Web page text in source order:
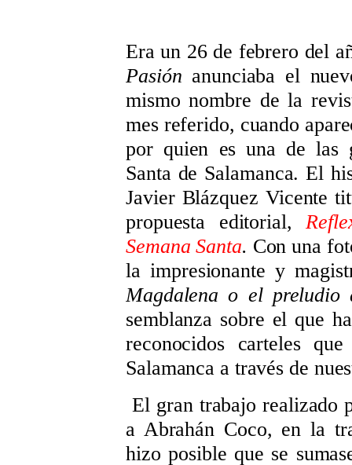
Era un 26 de febrero del
Pasión anunciaba el
mismo nombre de la
mes referido, cuando
por quien es una de las
Santa de Salamanca. El
Javier Blázquez Vicente
propuesta editorial,
Semana Santa. Con una
la impresionante y
Magdalena o el
semblanza sobre el que
reconocidos carteles
Salamanca a través de
El gran trabajo realizado
a Abrahán Coco, en la
hizo posible que se